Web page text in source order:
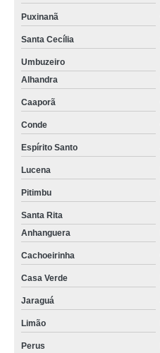
Puxinanã
Santa Cecília
Umbuzeiro
Alhandra
Caaporã
Conde
Espírito Santo
Lucena
Pitimbu
Santa Rita
Anhanguera
Cachoeirinha
Casa Verde
Jaraguá
Limão
Perus